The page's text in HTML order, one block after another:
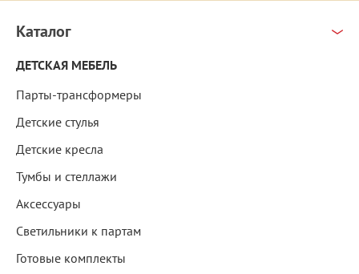
Каталог
ДЕТСКАЯ МЕБЕЛЬ
Парты-трансформеры
Детские стулья
Детские кресла
Тумбы и стеллажи
Аксессуары
Светильники к партам
Готовые комплекты